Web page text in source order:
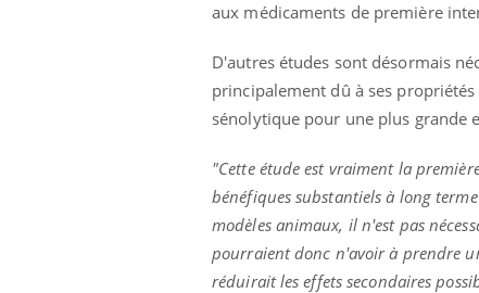
aux médicaments de première
D'autres études sont désormais
principalement dû à ses
sénolytique pour une plus grande
"Cette étude est vraiment la
bénéfiques substantiels à long
modèles animaux, il n'est pas
pourraient donc n'avoir à prendre
réduirait les effets secondaires